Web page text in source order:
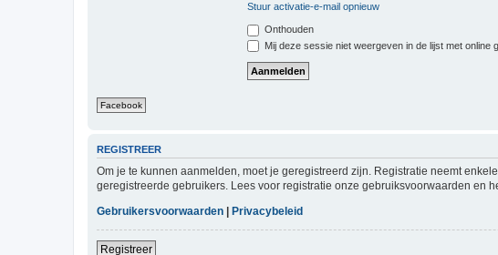
Stuur activatie-e-mail opnieuw
Onthouden
Mij deze sessie niet weergeven in de lijst met online
Facebook
REGISTREER
Om je te kunnen aanmelden, moet je geregistreerd zijn. Registratie neemt
geregistreerde gebruikers. Lees voor registratie onze gebruiksvoorwaarden en
Gebruikersvoorwaarden | Privacybeleid
Registreer